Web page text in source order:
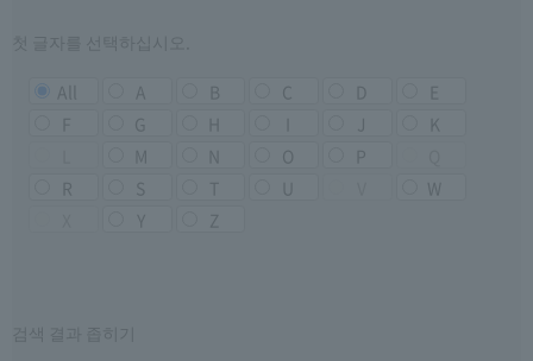
All A B C D
E
F
G J
K
M N O P
R
S T U
W
Y Z